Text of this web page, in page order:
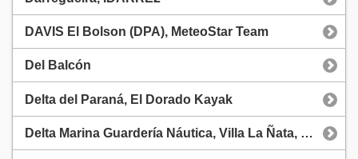
DAVIS El Bolson (DPA), MeteoStar Team
Del Balcón
Delta del Paraná, El Dorado Kayak
Delta Marina Guardería Náutica, Villa La Ñata, Tigre